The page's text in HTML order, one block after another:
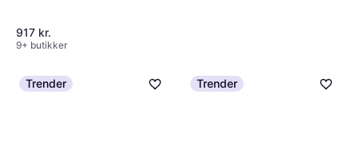
917 kr.
9+ butikker
Trender Trender